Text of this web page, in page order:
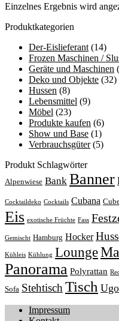
Einzelnes Ergebnis wird
Produktkategorien
Der-Eislieferant (14)
Frozen Maschinen /
Geräte und Maschinen
Deko und Objekte (32)
Hussen (8)
Lebensmittel (9)
Möbel (23)
Produkte kaufen (6)
Show und Base (1)
Verbrauchsgüter (5)
Produkt Schlagwörter
Alpenwiese Bank Banner
Cocktaildeko Cocktails Cubana
Eis exotische Früchte Fass
Gemischt Hamburg Hocker
Kühleis Kühlung Lounge
Panorama Polyrattan
Sofa Stehtisch Tisch
Impressum